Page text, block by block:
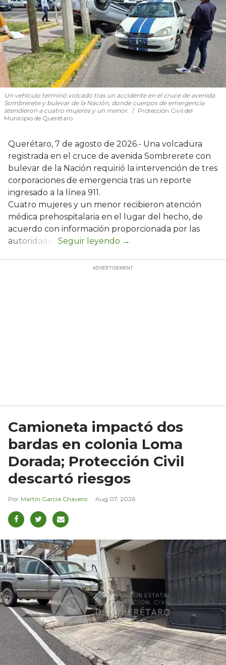
Un vehículo terminó volcado tras un accidente en el cruce de avenida
Sombrerete y bulevar de la Nación, donde cuerpos de emergencia
atendieron a cuatro mujeres y un menor.
Protección Civil del
Municipio de Querétaro
Querétaro, 7 de agosto de 2026.- Una volcadura
registrada en el cruce de avenida Sombrerete con
bulevar de la Nación requirió la intervención de tres
corporaciones de emergencia tras un reporte
ingresado a la línea 911.
Cuatro mujeres y un menor recibieron atención
médica prehospitalaria en el lugar del hecho, de
acuerdo con información proporcionada por las
autoridades.
Camioneta impactó dos
bardas en colonia Loma
Dorada; Protección Civil
descartó riesgos
Martín García Chavero Aug 07, 2026